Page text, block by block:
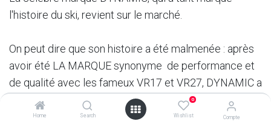
Home Search
0
Wishlist Compte
l'histoire du ski, revient sur le marché.
On peut dire que son histoire a été malmenée : après
avoir été LA MARQUE synonyme de performance et
de qualité avec les fameux VR17 et VR27, DYNAMIC a
sombré dans l'oubli, attaqué de toute part par les
mastodontes sur ski grand public que sont